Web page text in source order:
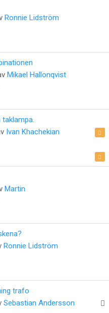
Ronnie Lidström
Mikael Hallonqvist
Ivan Khachekian
Martin
Ronnie Lidström
trafo
Sebastian Andersson